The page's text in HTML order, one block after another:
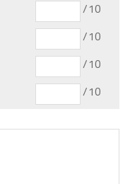
/10
/10
/10
/10